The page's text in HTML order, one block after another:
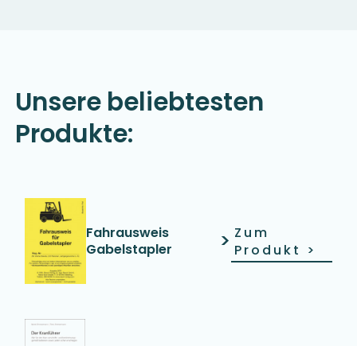
Unsere beliebtesten
Produkte:
Fahrausweis
Gabelstapler
> Zum
Produkt >